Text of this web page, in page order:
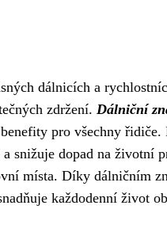
dálnicích a
zdržení. Dálniční
pro všechny řidiče.
snižuje dopad na životní
místa. Díky dálničním
každodenní život